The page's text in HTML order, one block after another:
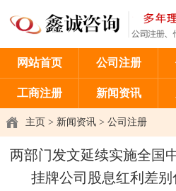
网站首页 公司注册
工商注册 新闻资讯
主页 > 新闻资讯 > 公司注册
两部门发文延续实施全国
挂牌公司股息红利差